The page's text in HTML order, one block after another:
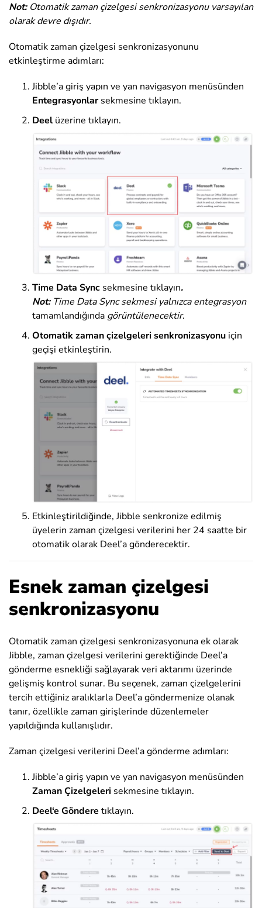
Not:Otomatik zaman çizelgesi senkronizasyonu varsayılan
olarak devre dışıdır.
Otomatik zaman çizelgesi senkronizasyonunu
etkinleştirme adımları:
Jibble’a giriş yapın ve yan navigasyon menüsünden
Entegrasyonlarsekmesine tıklayın.
Deel üzerine tıklayın.
Time Data Sync sekmesine tıklayın.
Not: Time Data Sync sekmesi yalnızca entegrasyon
tamamlandığında görüntülenecektir.
Otomatik zaman çizelgeleri senkronizasyonu için
geçişi etkinleştirin.
Etkinleştirildiğinde, Jibble senkronize edilmiş
üyelerin zaman çizelgesi verilerini her 24 saatte bir
otomatik olarak Deel’a gönderecektir.
Esnek zaman çizelgesi
senkronizasyonu
Otomatik zaman çizelgesi senkronizasyonuna ek olarak
Jibble, zaman çizelgesi verilerini gerektiğinde Deel’a
gönderme esnekliği sağlayarak veri aktarımı üzerinde
gelişmiş kontrol sunar. Bu seçenek, zaman çizelgelerini
tercih ettiğiniz aralıklarla Deel’a göndermenize olanak
tanır, özellikle zaman girişlerinde düzenlemeler
yapıldığında kullanışlıdır.
Zaman çizelgesi verilerini Deel’a gönderme adımları:
Jibble’a giriş yapın ve yan navigasyon menüsünden
Zaman Çizelgeleri sekmesine tıklayın.
Deel‘e Göndere tıklayın.